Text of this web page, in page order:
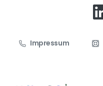
Impressum